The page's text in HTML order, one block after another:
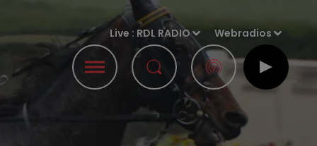
Live : RDL RADIO Webradios